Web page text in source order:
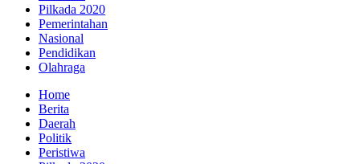
Pilkada 2020
Pemerintahan
Nasional
Pendidikan
Olahraga
Home
Berita
Daerah
Politik
Peristiwa